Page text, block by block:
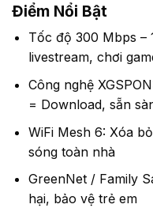
Điểm Nổi Bật
Tốc độ 300 Mbps –
livestream, chơi
Công nghệ
= Download, sẵn
WiFi Mesh 6: Xóa
sóng toàn nhà
GreenNet / Family
hại, bảo vệ trẻ em